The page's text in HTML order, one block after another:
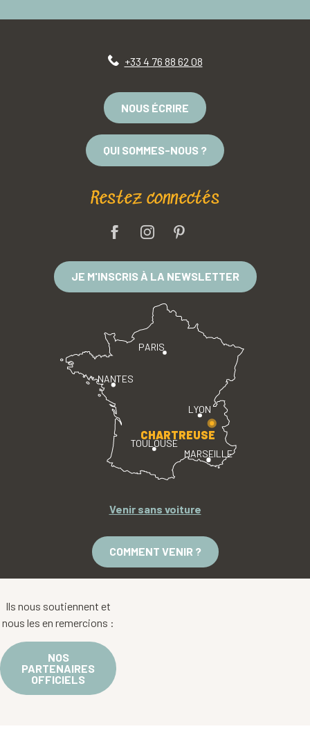
+33 4 76 88 62 08
NOUS ÉCRIRE
QUI SOMMES-NOUS ?
Restez connectés
JE M'INSCRIS À LA NEWSLETTER
PARIS
LYON
TOULOUSE
MARSEILLE
NANTES
CHARTREUSE
Venir sans voiture
COMMENT VENIR ?
Ils nous soutiennent et
nous les en remercions :
NOS
PARTENAIRES
OFFICIELS